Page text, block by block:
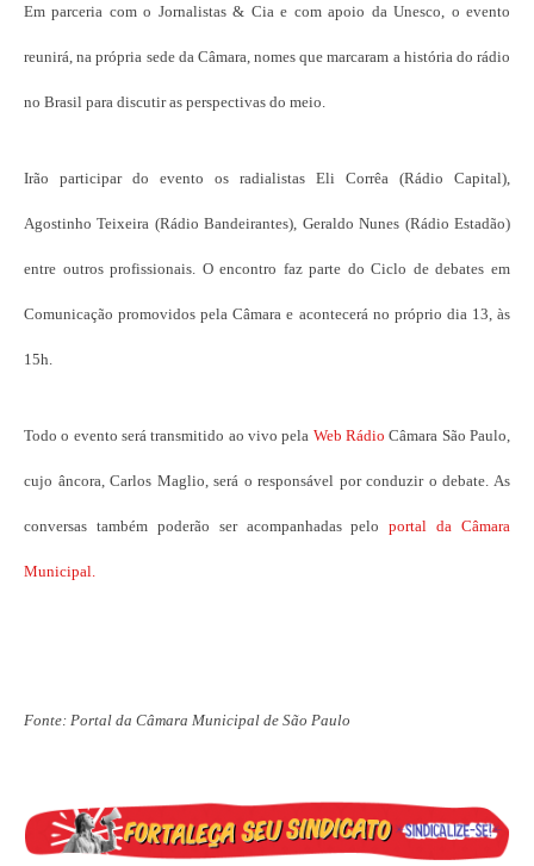
Em parceria com o Jornalistas & Cia e com apoio da Unesco, o evento
reunirá, na própria sede da Câmara, nomes que marcaram a história do rádio
no Brasil para discutir as perspectivas do meio.
Irão participar do evento os radialistas Eli Corrêa (Rádio Capital),
Agostinho Teixeira (Rádio Bandeirantes), Geraldo Nunes (Rádio Estadão)
entre outros profissionais. O encontro faz parte do Ciclo de debates em
Comunicação promovidos pela Câmara e acontecerá no próprio dia 13, às
15h.
Todo o evento será transmitido ao vivo pela Web Rádio Câmara São Paulo,
cujo âncora, Carlos Maglio, será o responsável por conduzir o debate. As
conversas também poderão ser acompanhadas pelo portal da Câmara
Municipal.
Fonte: Portal da Câmara Municipal de São Paulo